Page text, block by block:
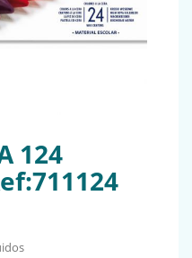
124
5,45€.
es: 5,00€.